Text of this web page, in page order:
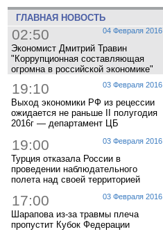
ГЛАВНАЯ НОВОСТЬ
04 Февраля 2016
02:50
Экономист Дмитрий Травин
"Коррупционная составляющая
огромна в российской экономике"
03 Февраля 2016
19:10
Выход экономики РФ из рецессии
ожидается не раньше II полугодия
2016г — департамент ЦБ
03 Февраля 2016
19:00
Турция отказала России в
проведении наблюдательного
полета над своей территорией
03 Февраля 2016
17:00
Шарапова из-за травмы плеча
пропустит Кубок Федерации